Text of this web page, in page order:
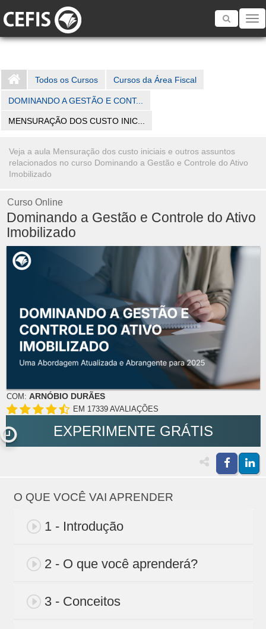
Toggle
Todos os Cursos Cursos da Área Fiscal
DOMINANDO A GESTÃO E CONT...
MENSURAÇÃO DOS CUSTO INIC...
Veja a aula Mensuração dos custo iniciais e outros assuntos
relacionados no curso Dominando a Gestão e Controle do Ativo
Imobilizado
Curso Online
Dominando a Gestão e Controle do Ativo
Imobilizado
COM: ARNÓBIO DURÃES
EM 17339 AVALIAÇÕES
EXPERIMENTE GRÁTIS
O QUE VOCÊ VAI APRENDER
1 - Introdução
2 - O que você aprenderá?
3 - Conceitos